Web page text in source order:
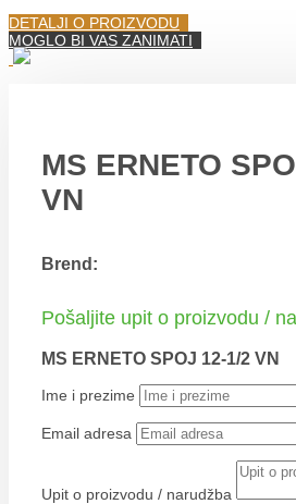
DETALJI O PROIZVODU
MOGLO BI VAS ZANIMATI
MS ERNETO
VN
Brend:
Pošaljite upit o proizvodu /
MS ERNETO SPOJ 12-1/2 VN
Ime i prezime
Email adresa
Upit o proizvodu / narudžba